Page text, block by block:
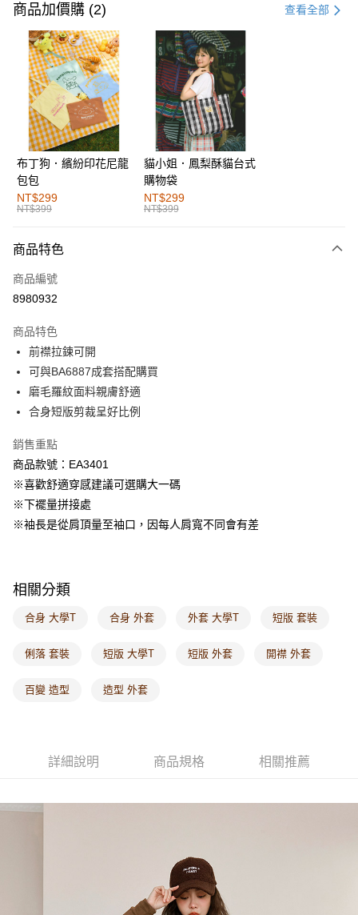
信用卡一次付款
購物金
超商取貨付款
LINE Pay
街口支付
運送方式
全家取貨付款
每筆NT$60，滿NT$1,000(含以上)免運費
付款後全家取貨
萊爾富取貨付款
付款後萊爾富取貨
每筆NT$60，滿NT$1,000(含以上)免運費
7-11取貨付款
每筆NT$60，滿NT$1,000(含以上)免運費
付款後7-11取貨
每筆NT$60，滿NT$1,000(含以上)免運費
宅配
每筆NT$120，滿NT$1,000(含以上)免運費
海外配送-歐美地區 查看運費
商品加價購 (2) 查看全部
布丁狗．繽紛印花尼龍
包包
NT$299
NT$399
貓小姐．鳳梨酥貓台式
購物袋
NT$299
NT$399
商品特色
商品編號
8980932
商品特色
前襟拉鍊可開
可與BA6887成套搭配購買
磨毛羅紋面料親膚舒適
合身短版剪裁呈好比例
銷售重點
商品款號：EA3401
※喜歡舒適穿感建議可選購大一碼
※下襬量拼接處
※袖長是從肩頂量至袖口，因每人肩寬不同會有差
相關分類
合身 大學T 合身 外套 外套 大學T 短版 套裝
俐落 套裝 短版 大學T 短版 外套 開襟 外套
百變 造型 造型 外套
詳細說明 商品規格 相關推薦